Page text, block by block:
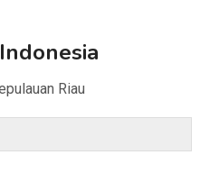
Riau